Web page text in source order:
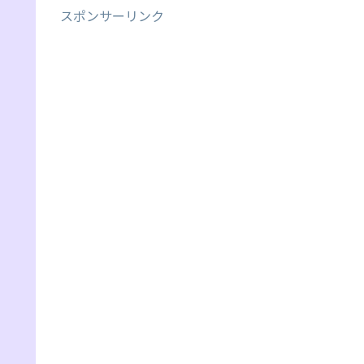
スポンサーリンク